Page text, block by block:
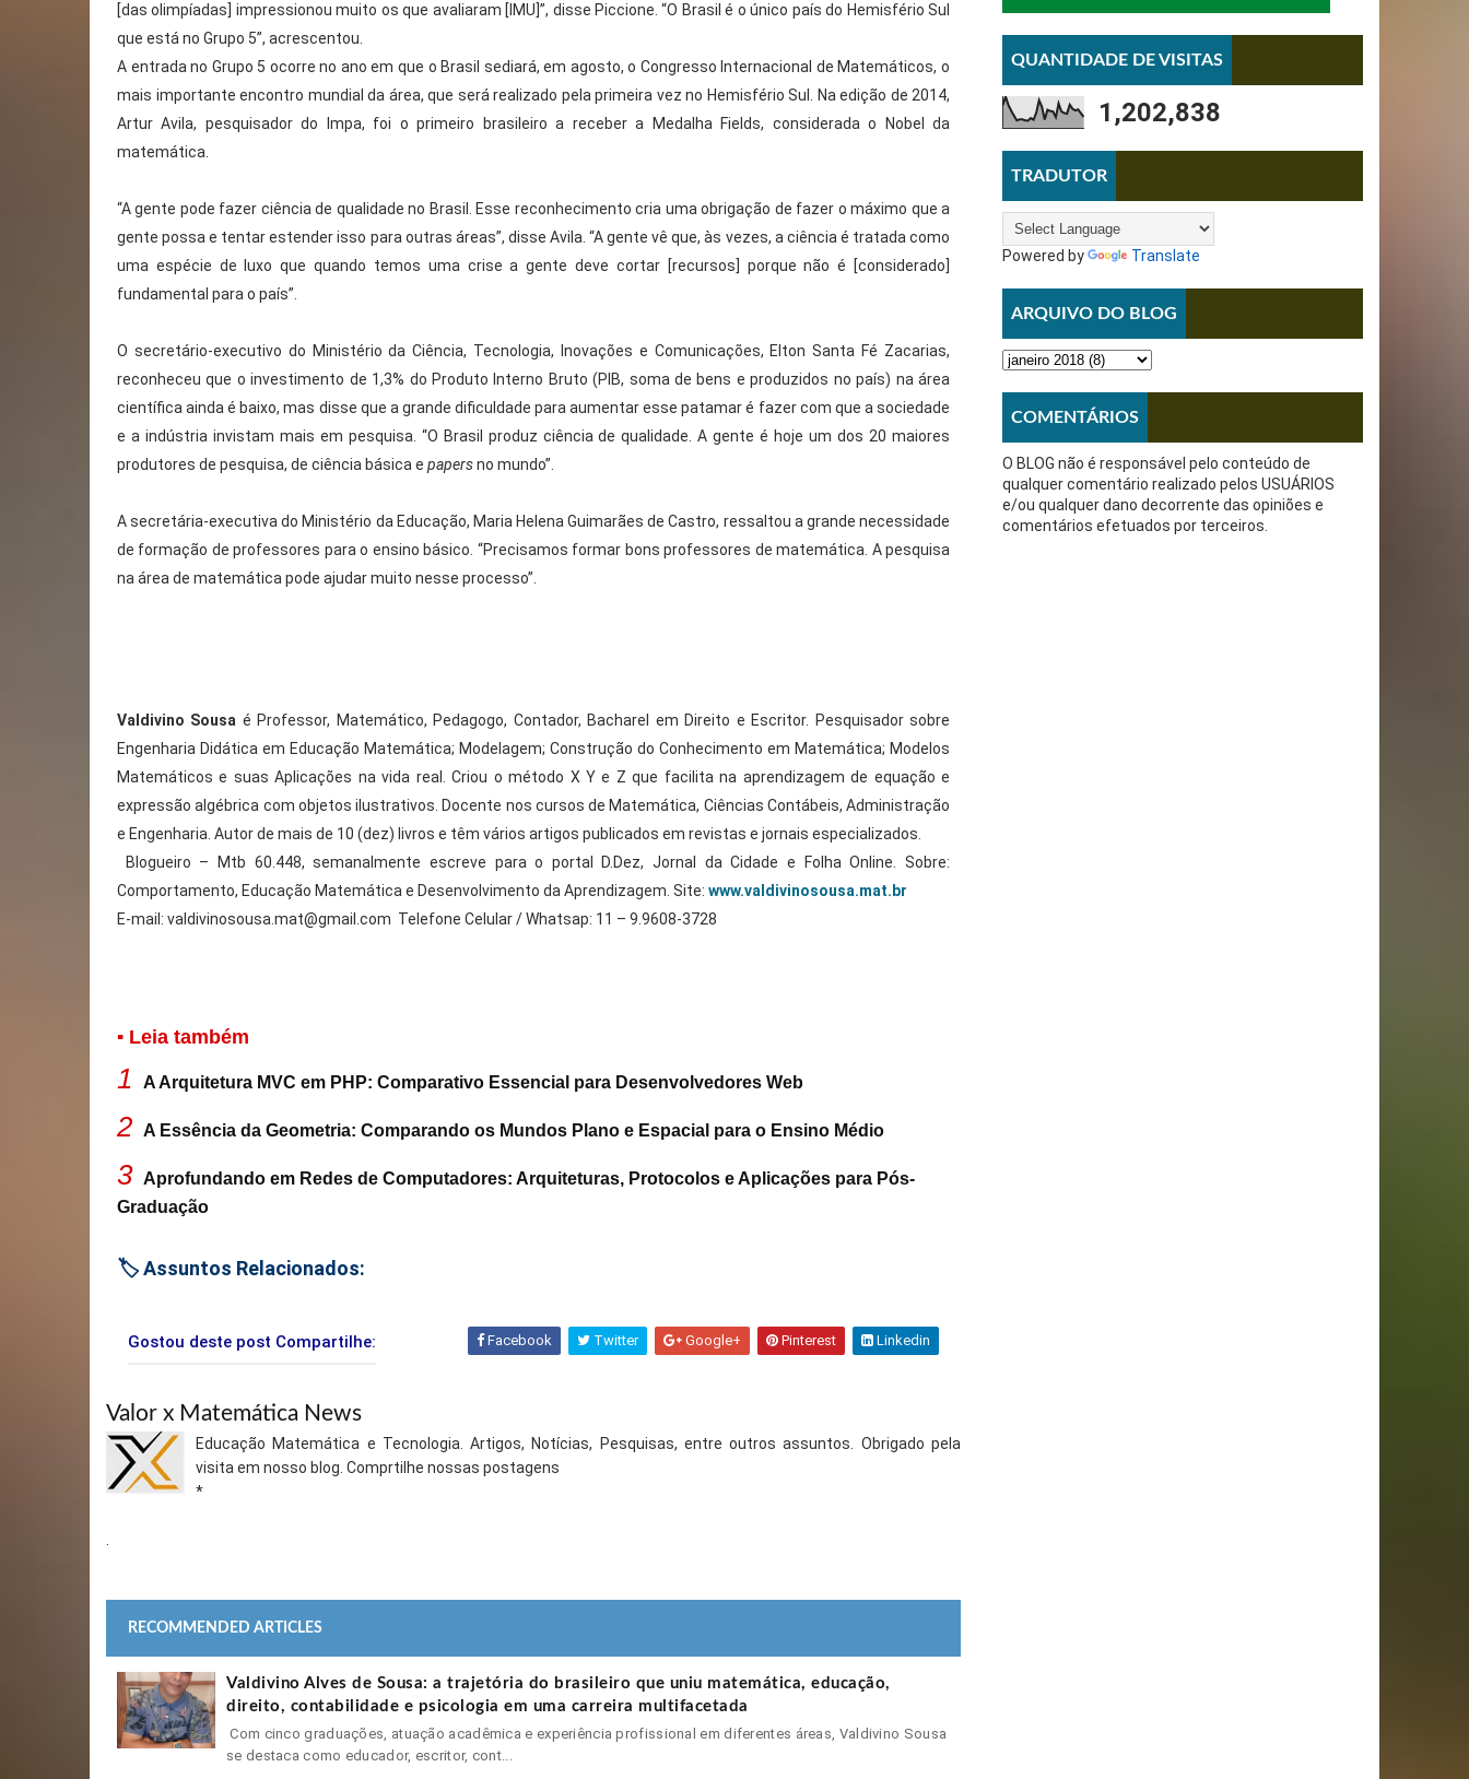
[das olimpíadas] impressionou muito os que avaliaram [IMU]”, disse Piccione. “O Brasil é o único país do Hemisfério Sul
que está no Grupo 5”, acrescentou.
A entrada no Grupo 5 ocorre no ano em que o Brasil sediará, em agosto, o Congresso Internacional de Matemáticos, o
mais importante encontro mundial da área, que será realizado pela primeira vez no Hemisfério Sul. Na edição de 2014,
Artur Avila, pesquisador do Impa, foi o primeiro brasileiro a receber a Medalha Fields, considerada o Nobel da
matemática.
“A gente pode fazer ciência de qualidade no Brasil. Esse reconhecimento cria uma obrigação de fazer o máximo que a
gente possa e tentar estender isso para outras áreas”, disse Avila. “A gente vê que, às vezes, a ciência é tratada como
uma espécie de luxo que quando temos uma crise a gente deve cortar [recursos] porque não é [considerado]
fundamental para o país”.
O secretário-executivo do Ministério da Ciência, Tecnologia, Inovações e Comunicações, Elton Santa Fé Zacarias,
reconheceu que o investimento de 1,3% do Produto Interno Bruto (PIB, soma de bens e produzidos no país) na área
científica ainda é baixo, mas disse que a grande dificuldade para aumentar esse patamar é fazer com que a sociedade
e a indústria invistam mais em pesquisa. “O Brasil produz ciência de qualidade. A gente é hoje um dos 20 maiores
produtores de pesquisa, de ciência básica e papersno mundo”.
A secretária-executiva do Ministério da Educação, Maria Helena Guimarães de Castro, ressaltou a grande necessidade
de formação de professores para o ensino básico. “Precisamos formar bons professores de matemática. A pesquisa
na área de matemática pode ajudar muito nesse processo”.
Valdivino Sousa é Professor, Matemático, Pedagogo, Contador, Bacharel em Direito e Escritor. Pesquisador sobre
Engenharia Didática em Educação Matemática; Modelagem; Construção do Conhecimento em Matemática; Modelos
Matemáticos e suas Aplicações na vida real. Criou o método X Y e Z que facilita na aprendizagem de equação e
expressão algébrica com objetos ilustrativos. Docente nos cursos de Matemática, Ciências Contábeis, Administração
e Engenharia. Autor de mais de 10 (dez) livros e têm vários artigos publicados em revistas e jornais especializados.
Blogueiro – Mtb 60.448, semanalmente escreve para o portal D.Dez, Jornal da Cidade e Folha Online. Sobre:
Comportamento, Educação Matemática e Desenvolvimento da Aprendizagem. Site: www.valdivinosousa.mat.br
E-mail: valdivinosousa.mat@gmail.com Telefone Celular / Whatsap: 11 – 9.9608-3728
▪ Leia também
1 A Arquitetura MVC em PHP: Comparativo Essencial para Desenvolvedores Web
2 A Essência da Geometria: Comparando os Mundos Plano e Espacial para o Ensino Médio
3 Aprofundando em Redes de Computadores: Arquiteturas, Protocolos e Aplicações para Pós-
Graduação
🏷️ Assuntos Relacionados:
Gostou deste post Compartilhe: Facebook Twitter Google+ Pinterest Linkedin
Valor x Matemática News
Educação Matemática e Tecnologia. Artigos, Notícias, Pesquisas, entre outros assuntos. Obrigado pela
visita em nosso blog. Comprtilhe nossas postagens
*
RECOMMENDED ARTICLES
Valdivino Alves de Sousa: a trajetória do brasileiro que uniu matemática, educação,
direito, contabilidade e psicologia em uma carreira multifacetada
Com cinco graduações, atuação acadêmica e experiência profissional em diferentes áreas, Valdivino Sousa
se destaca como educador, escritor, cont...
QUANTIDADE DE VISITAS
1,202,838
TRADUTOR
Powered by Translate
ARQUIVO DO BLOG
COMENTÁRIOS
O BLOG não é responsável pelo conteúdo de
qualquer comentário realizado pelos USUÁRIOS
e/ou qualquer dano decorrente das opiniões e
comentários efetuados por terceiros.